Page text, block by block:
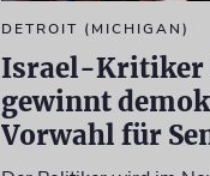
DETROIT (MICHIGAN)
Israel-Kritiker
gewinnt
Vorwahl für